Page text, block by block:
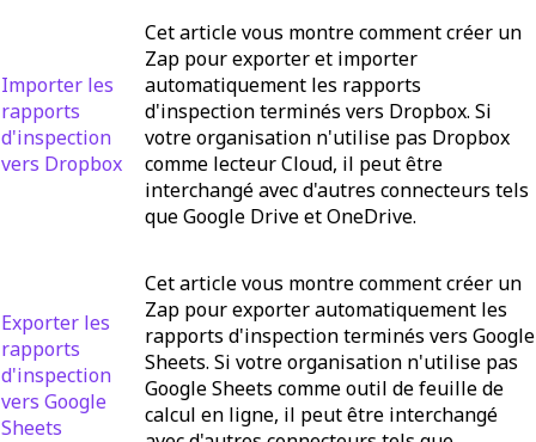
Importer les
rapports
d'inspection
vers Dropbox
Cet article vous montre comment créer un
Zap pour exporter et importer
automatiquement les rapports
d'inspection terminés vers Dropbox. Si
votre organisation n'utilise pas Dropbox
comme lecteur Cloud, il peut être
interchangé avec d'autres connecteurs tels
que Google Drive et OneDrive.
Exporter les
rapports
d'inspection
vers Google
Sheets
Cet article vous montre comment créer un
Zap pour exporter automatiquement les
rapports d'inspection terminés vers Google
Sheets. Si votre organisation n'utilise pas
Google Sheets comme outil de feuille de
calcul en ligne, il peut être interchangé